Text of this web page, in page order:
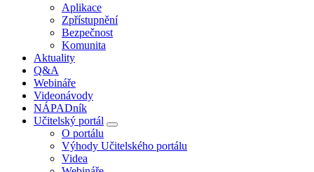
Aplikace
Zpřístupnění
Bezpečnost
Komunita
Aktuality
Q&A
Webináře
Videonávody
NÁPADník
Učitelský portál
O portálu
Výhody Učitelského portálu
Videa